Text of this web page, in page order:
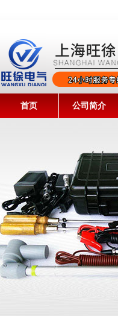
首页 公司简介